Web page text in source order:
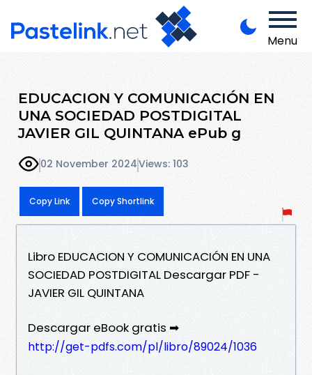
Menu
EDUCACION Y COMUNICACIÓN EN
UNA SOCIEDAD POSTDIGITAL
JAVIER GIL QUINTANA ePub g
02 November 2024Views: 103
Copy Link Copy Shortlink
Libro EDUCACION Y COMUNICACIÓN EN UNA
SOCIEDAD POSTDIGITAL Descargar PDF -
JAVIER GIL QUINTANA
Descargar eBook gratis ➡
http://get-pdfs.com/pl/libro/89024/1036